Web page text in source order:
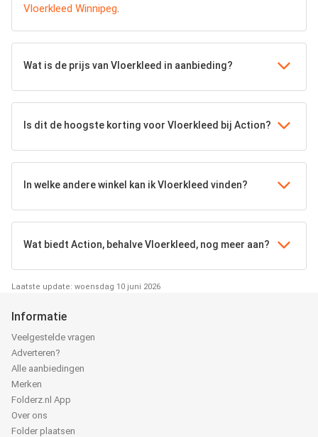
Vloerkleed Winnipeg
Wat is de prijs van Vloerkleed in aanbieding?
Is dit de hoogste korting voor Vloerkleed bij Action?
In welke andere winkel kan ik Vloerkleed vinden?
Wat biedt Action, behalve Vloerkleed, nog meer aan?
Laatste update: woensdag 10 juni 2026
Informatie
Veelgestelde vragen
Adverteren?
Alle aanbiedingen
Merken
Folderz.nl App
Over ons
Folder plaatsen